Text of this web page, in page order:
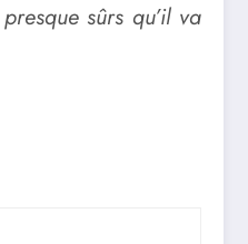
sûrs qu’il va